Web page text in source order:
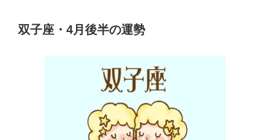
双子座・4月後半の運勢